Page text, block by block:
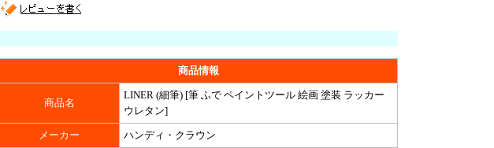
商品情報
商品名
LINER (細筆) [筆 ふで ペイントツール 絵画 塗装 ラッカー
ウレタン]
メーカー ハンディ・クラウン